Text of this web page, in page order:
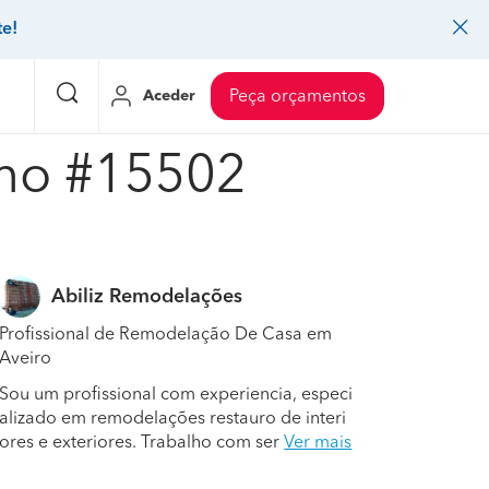
Controlo de pragas
Sistemas de segurança
Faz tudo
Gesso cartonado
Carpintaria e marcenaria
Pintura
Canalização
Limpeza
Preço Arquitetos
Preço Controlo de pragas
Preço Pavimentos
Preço Coberturas e telhados
Aceder Peça orçamentos
#15502
Abiliz Remodelações
Profissional de Remodelação De Casa em
Aveiro
Sou um profissional com experiencia, especi
alizado em remodelações restauro de interi
ores e exteriores. Trabalho com ser Ver mais